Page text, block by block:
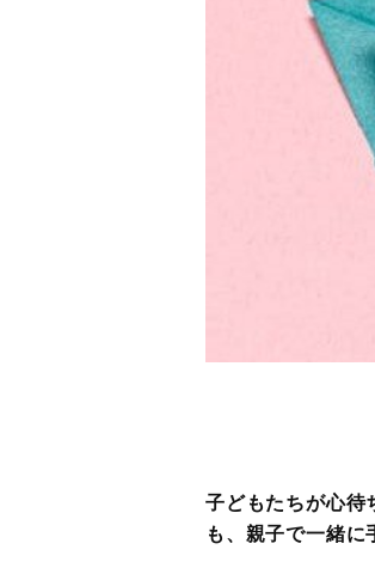
子どもたちが心待
も、親子で一緒に